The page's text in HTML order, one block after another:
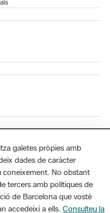
1a planta. Badajoz, 49. 08005
galetes pròpies amb
dades de caràcter
coneixement. No obstant
tercers amb polítiques de
de Barcelona que vostè
accedeixi a ells. Consulteu la